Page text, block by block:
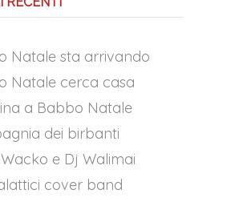
Natale sta arrivando
Natale cerca casa
a Babbo Natale
dei birbanti
e Dj Walimai
cover band